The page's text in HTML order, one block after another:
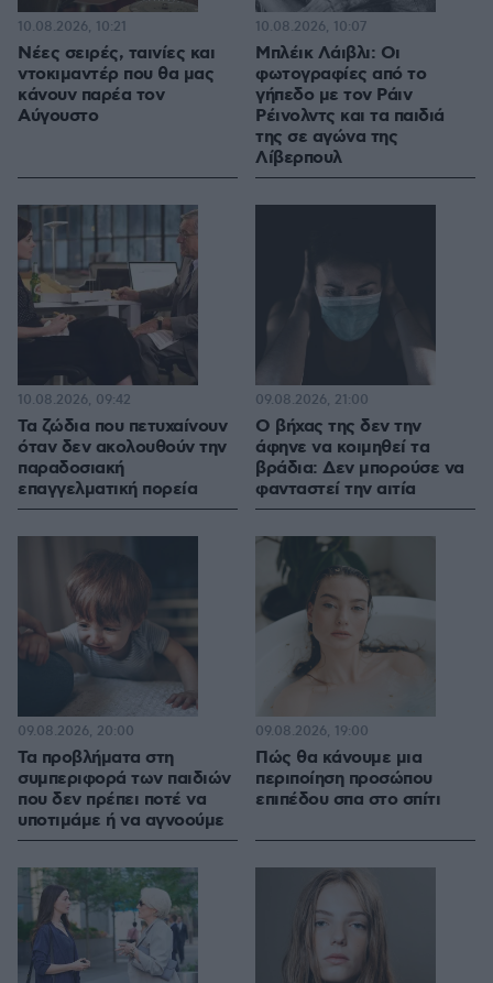
Νέες σειρές, ταινίες και
ντοκιμαντέρ που θα μας
κάνουν παρέα τον
Αύγουστο
10.08.2026, 10:21
Μπλέικ Λάιβλι: Οι
φωτογραφίες από το
γήπεδο με τον Ράιν
Ρέινολντς και τα παιδιά
της σε αγώνα της
Λίβερπουλ
10.08.2026, 10:07
Τα ζώδια που πετυχαίνουν
όταν δεν ακολουθούν την
παραδοσιακή
επαγγελματική πορεία
10.08.2026, 09:42
Ο βήχας της δεν την
άφηνε να κοιμηθεί τα
βράδια: Δεν μπορούσε να
φανταστεί την αιτία
09.08.2026, 21:00
Τα προβλήματα στη
συμπεριφορά των παιδιών
που δεν πρέπει ποτέ να
υποτιμάμε ή να αγνοούμε
09.08.2026, 20:00
Πώς θα κάνουμε μια
περιποίηση προσώπου
επιπέδου σπα στο σπίτι
09.08.2026, 19:00